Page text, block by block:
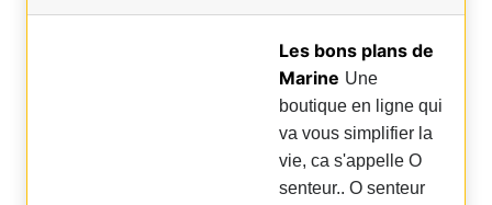
Les bons plans de
Marine Une
boutique en ligne qui
va vous simplifier la
vie, ca s'appelle O
senteur.. O senteur